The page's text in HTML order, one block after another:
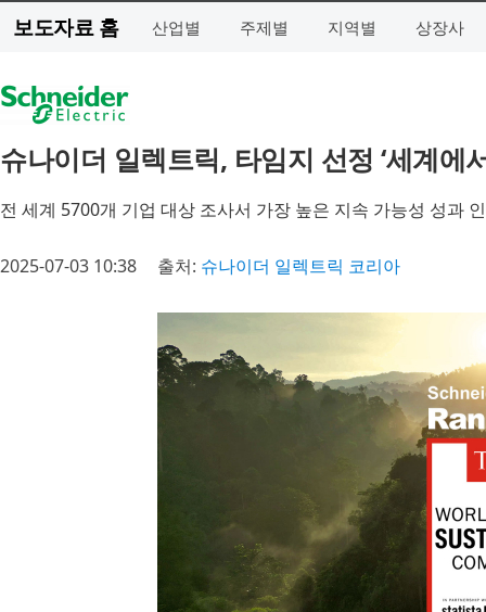
보도자료 홈 산업별 주제별 지역별 상장사
슈나이더 일렉트릭, 타임지 선정 ‘세계에
전 세계 5700개 기업 대상 조사서 가장 높은 지속 가능성 성과
2025-07-03 10:38 출처: 슈나이더 일렉트릭 코리아